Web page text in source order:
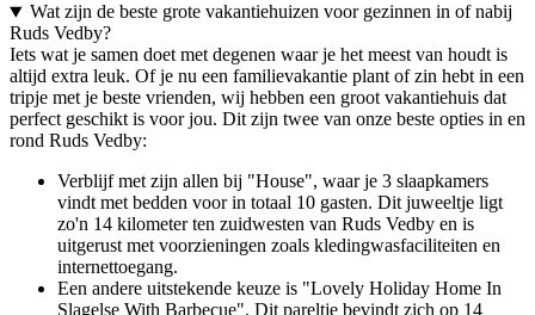
Wat zijn de beste grote vakantiehuizen voor gezinnen in of nabij
Ruds Vedby?
Iets wat je samen doet met degenen waar je het meest van houdt is
altijd extra leuk. Of je nu een familievakantie plant of zin hebt in een
tripje met je beste vrienden, wij hebben een groot vakantiehuis dat
perfect geschikt is voor jou. Dit zijn twee van onze beste opties in en
rond Ruds Vedby:
Verblijf met zijn allen bij "House", waar je 3 slaapkamers
vindt met bedden voor in totaal 10 gasten. Dit juweeltje ligt
zo'n 14 kilometer ten zuidwesten van Ruds Vedby en is
uitgerust met voorzieningen zoals kledingwasfaciliteiten en
internettoegang.
Een andere uitstekende keuze is "Lovely Holiday Home In
Slagelse With Barbecue". Dit pareltje bevindt zich op 14